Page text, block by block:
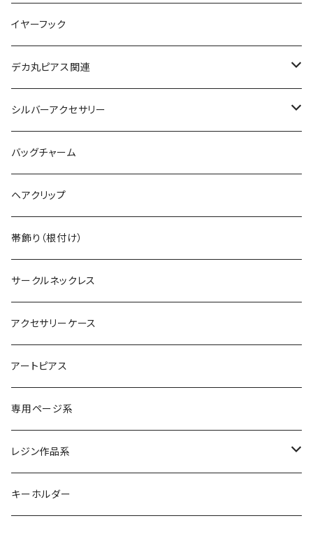
ヴィンテージネックレス
ヴィンテージピアス
ヴィンテージブレスレット
ヴィンテージピンバッジ
ヴィンテージリング
ヴィンテージイヤカフ
イヤーフック
デカ丸ピアス関連
限定カラー
常設カラー
デカマルチョーカー
デカ丸アートピアス
デカマルチョーカー
シルバーアクセサリー
シルバーリング
シルバーネックレス
シルバーブレスレット
バッグチャーム
ヘアクリップ
帯飾り（根付け）
サークルネックレス
アクセサリーケース
アートピアス
専用ページ系
レジン作品系
レジンリング
キーホルダー